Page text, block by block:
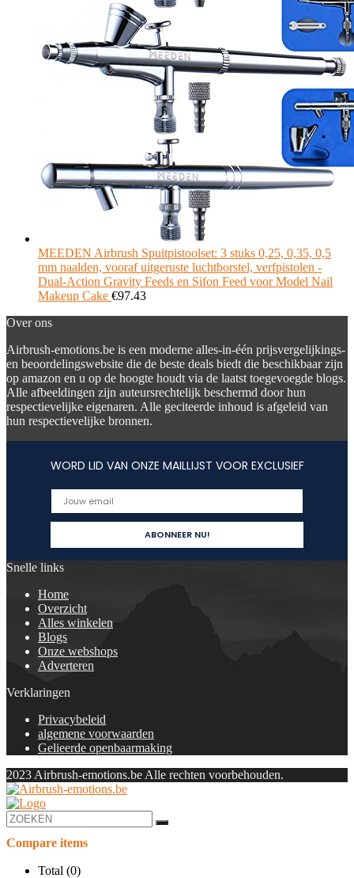
MEEDEN Airbrush Spuitpistoolset: 3 stuks 0,25, 0,35, 0,5
mm naalden, vooraf uitgeruste luchtborstel, verfpistolen -
Dual-Action Gravity Feeds en Sifon Feed voor Model Nail
Makeup Cake €97.43
Over ons
Airbrush-emotions.be is een moderne alles-in-één prijsvergelijkings-
en beoordelingswebsite die de beste deals biedt die beschikbaar zijn
op amazon en u op de hoogte houdt via de laatst toegevoegde blogs.
Alle afbeeldingen zijn auteursrechtelijk beschermd door hun
respectievelijke eigenaren. Alle geciteerde inhoud is afgeleid van
hun respectievelijke bronnen.
WORD LID VAN ONZE MAILLIJST VOOR EXCLUSIEF
Snelle links
Home
Overzicht
Alles winkelen
Blogs
Onze webshops
Adverteren
Verklaringen
Privacybeleid
algemene voorwaarden
Gelieerde openbaarmaking
2023 Airbrush-emotions.be Alle rechten voorbehouden.
Compare items
Total (0)